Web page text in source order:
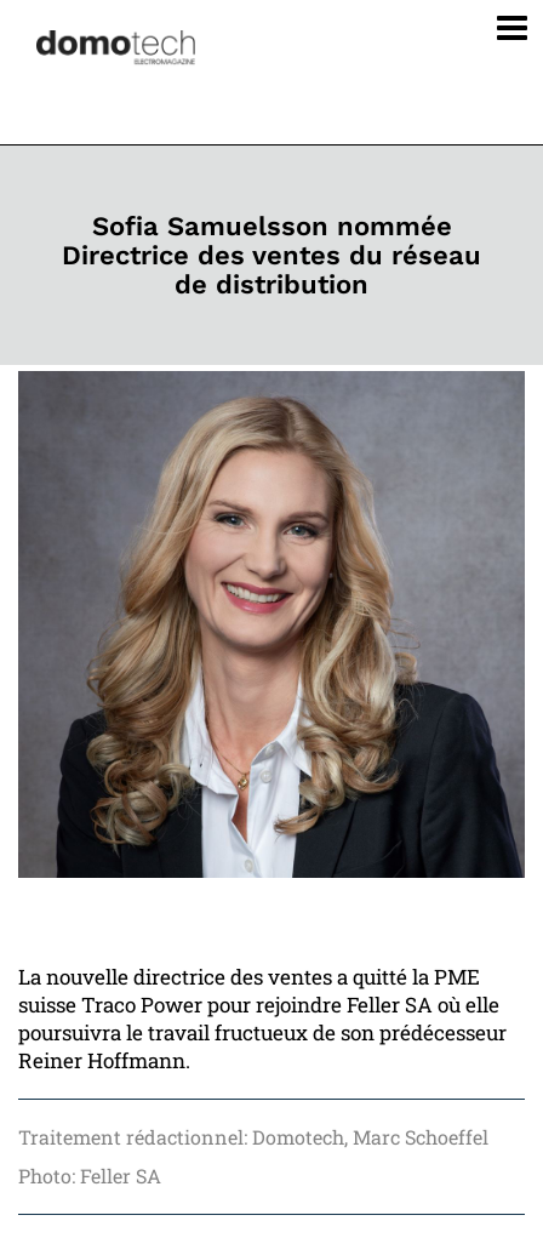
Sofia Samuelsson nommée
Directrice des ventes du réseau
de distribution
La nouvelle directrice des ventes a quitté la PME
suisse Traco Power pour rejoindre Feller SA où elle
poursuivra le travail fructueux de son prédécesseur
Reiner Hoffmann.
Traitement rédactionnel: Domotech, Marc Schoeffel
Photo: Feller SA